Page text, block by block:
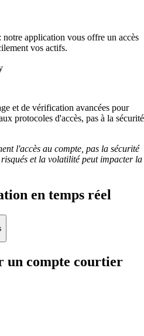
application vous offre un accès
vos actifs.
et de vérification avancées pour
protocoles d'accès, pas à la sécurité
l'accès au compte, pas la sécurité
et la volatilité peut impacter la
en temps réel
un compte courtier